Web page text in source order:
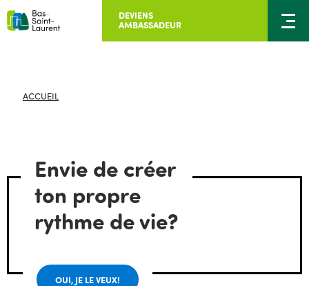
DEVIENS
AMBASSADEUR
ACCUEIL
Envie de créer
ton propre
rythme de vie?
OUI, JE LE VEUX!